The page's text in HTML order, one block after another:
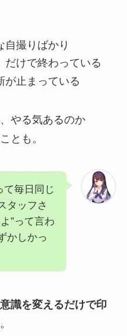
自撮りばかり
だけで終わっている
が止まっている
やる気あるのか
とも。
て毎日同じ
タッフさ
”って言わ
かしかっ
識を変えるだけで印